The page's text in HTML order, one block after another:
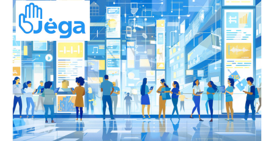
dviratininkams. Gyventojai ragina atlikti techninę,
ekonominę ir transporto analizę, organizuoti viešas
konsultacijas ir integruoti projektą į ilgalaikius miesto
planus, siekiant užtikrinti transporto sistemos patikimumą
ir prisitaikymą prie sparčiai augančio miesto poreikių.